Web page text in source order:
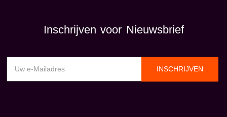
Inschrijven voor Nieuwsbrief
INSCHRIJVEN